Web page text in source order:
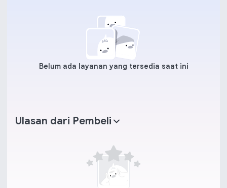
Belum ada layanan yang tersedia saat ini
Ulasan dari Pembeli